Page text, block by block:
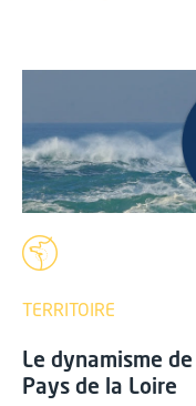
TERRITOIRE
Le dynamisme
Pays de la Loire